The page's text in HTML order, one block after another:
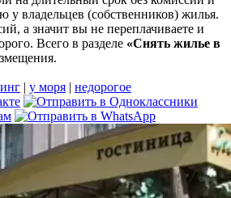
у владельцев (собственников) жилья.
а значит вы не переплачиваете и
Всего в разделе «Снять жилье в
.
| у моря | недорогое